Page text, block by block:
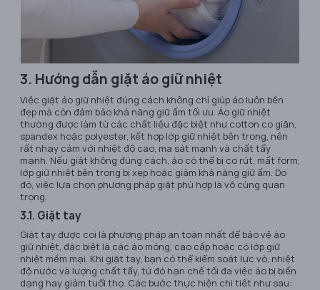
3. Hướng dẫn giặt áo giữ nhiệt
Việc giặt áo giữ nhiệt đúng cách không chỉ giúp áo luôn bền
đẹp mà còn đảm bảo khả năng giữ ấm tối ưu. Áo giữ nhiệt
thường được làm từ các chất liệu đặc biệt như cotton co giãn,
spandex hoặc polyester, kết hợp lớp giữ nhiệt bên trong, nên
rất nhạy cảm với nhiệt độ cao, ma sát mạnh và chất tẩy
mạnh. Nếu giặt không đúng cách, áo có thể bị co rút, mất form,
lớp giữ nhiệt bên trong bị xẹp hoặc giảm khả năng giữ ấm. Do
đó, việc lựa chọn phương pháp giặt phù hợp là vô cùng quan
trọng.
3.1. Giặt tay
Giặt tay được coi là phương pháp an toàn nhất để bảo vệ áo
giữ nhiệt, đặc biệt là các áo mỏng, cao cấp hoặc có lớp giữ
nhiệt mềm mại. Khi giặt tay, bạn có thể kiểm soát lực vò, nhiệt
độ nước và lượng chất tẩy, từ đó hạn chế tối đa việc áo bị biến
dạng hay giảm tuổi thọ. Các bước thực hiện chi tiết như sau: